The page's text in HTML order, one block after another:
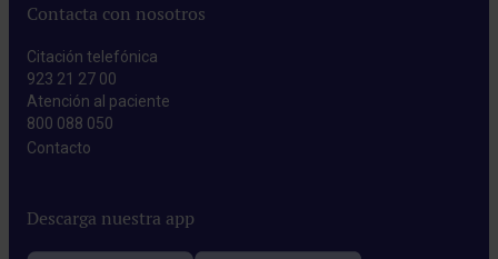
Contacta con nosotros
Citación telefónica
923 21 27 00
Atención al paciente
800 088 050
Contacto​
Descarga nuestra app